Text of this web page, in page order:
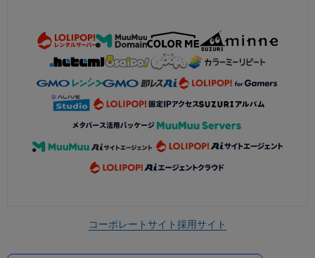
コーポレートサイト採用サイト